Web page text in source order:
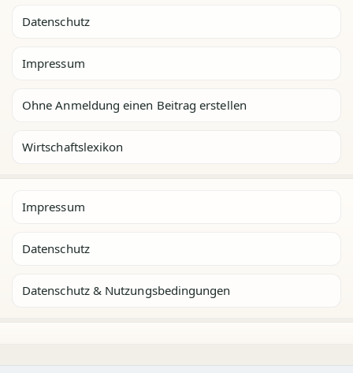
Datenschutz
Impressum
Ohne Anmeldung einen Beitrag erstellen
Wirtschaftslexikon
Impressum
Datenschutz
Datenschutz & Nutzungsbedingungen